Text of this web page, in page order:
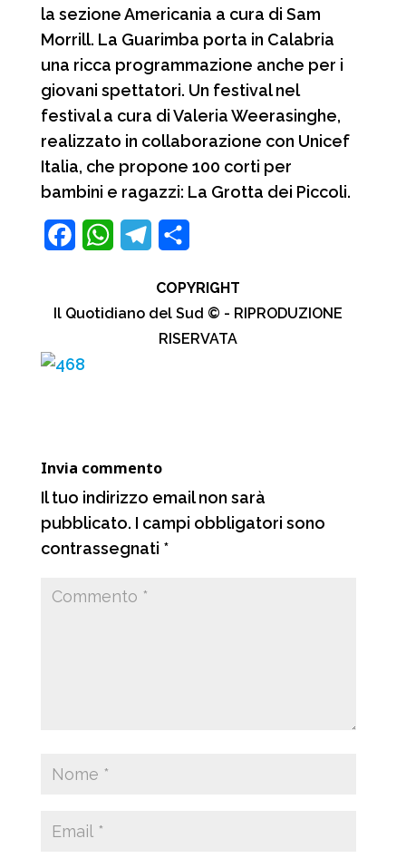
la sezione Americania a cura di Sam
Morrill. La Guarimba porta in Calabria
una ricca programmazione anche per i
giovani spettatori. Un festival nel
festival a cura di Valeria Weerasinghe,
realizzato in collaborazione con Unicef
Italia, che propone 100 corti per
bambini e ragazzi: La Grotta dei Piccoli.
b
W
n
COPYRIGHT
Il Quotidiano del Sud © - RIPRODUZIONE
RISERVATA
Invia commento
Il tuo indirizzo email non sarà
pubblicato. I campi obbligatori sono
contrassegnati *